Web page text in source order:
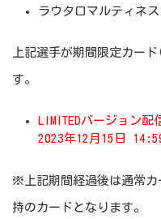
ラウタロマルティネ
上記選手が期間限定カー
す。
LIMITEDバージョン
2023年12月15日
※上記期間経過後は通常カ
持のカードとなります。